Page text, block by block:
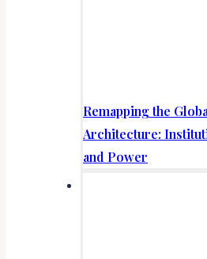
Remapping the
Architecture:
and Power